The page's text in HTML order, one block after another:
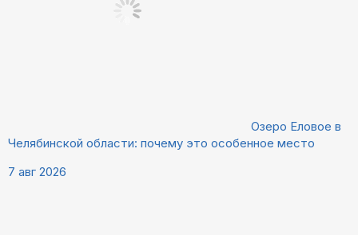
Озеро Еловое в
Челябинской области: почему это особенное место
7 авг 2026